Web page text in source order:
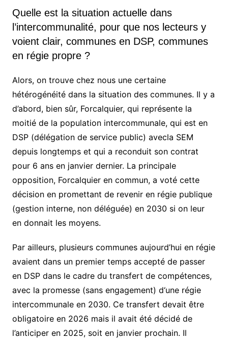
Quelle est la situation actuelle dans
l’intercommunalité, pour que nos lecteurs y
voient clair, communes en DSP, communes
en régie propre ?
Alors, on trouve chez nous une certaine
hétérogénéité dans la situation des communes. Il y a
d’abord, bien sûr, Forcalquier, qui représente la
moitié de la population intercommunale, qui est en
DSP (délégation de service public) avecla SEM
depuis longtemps et qui a reconduit son contrat
pour 6 ans en janvier dernier. La principale
opposition, Forcalquier en commun, a voté cette
décision en promettant de revenir en régie publique
(gestion interne, non déléguée) en 2030 si on leur
en donnait les moyens.
Par ailleurs, plusieurs communes aujourd’hui en régie
avaient dans un premier temps accepté de passer
en DSP dans le cadre du transfert de compétences,
avec la promesse (sans engagement) d‘une régie
intercommunaleen 2030. Ce transfert devait être
obligatoire en 2026 mais il avait été décidé de
l’anticiper en 2025, soit en janvier prochain. Il